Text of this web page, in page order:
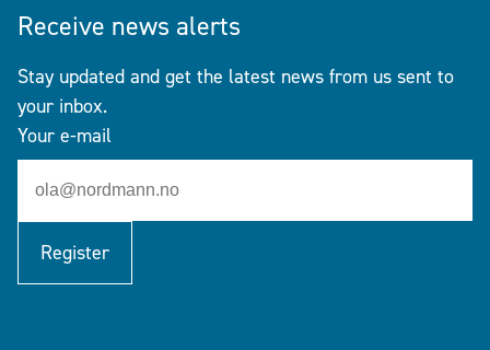
Receive news alerts
Stay updated and get the latest news from us sent to
your inbox.
Your e-mail
Register